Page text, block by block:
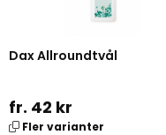
Dax Allroundtvål
fr. 42 kr
Fler varianter